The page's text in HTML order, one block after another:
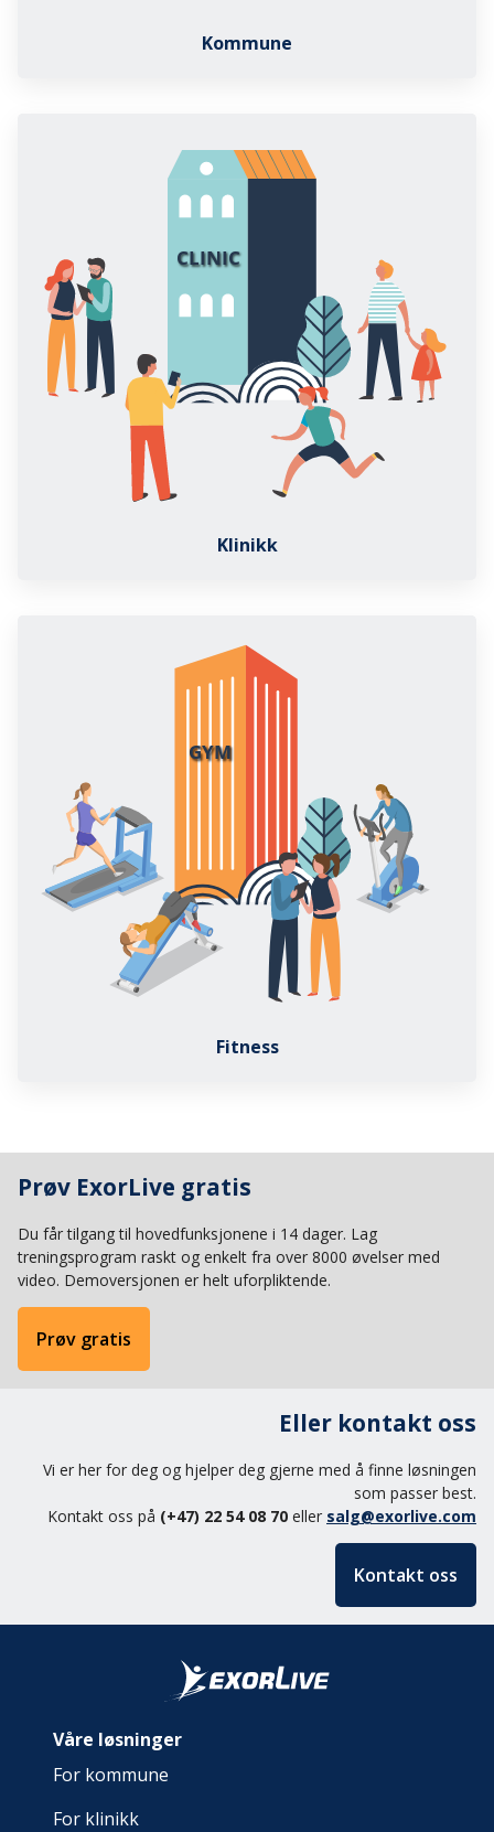
Kommune
Klinikk
Fitness
Prøv ExorLive gratis
Du får tilgang til hovedfunksjonene i 14 dager. Lag
treningsprogram raskt og enkelt fra over 8000 øvelser med
video. Demoversjonen er helt uforpliktende.
Prøv gratis
Eller kontakt oss
Vi er her for deg og hjelper deg gjerne med å finne løsningen
som passer best.
Kontakt oss på (+47) 22 54 08 70 eller salg@exorlive.com
Kontakt oss
Våre løsninger
For kommune
For klinikk